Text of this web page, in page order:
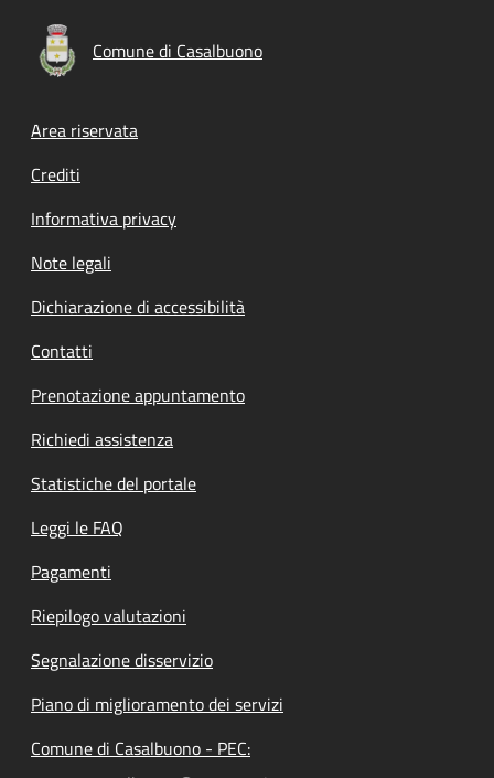
Comune di Casalbuono
Footer menu
Area riservata
Crediti
Informativa privacy
Note legali
Dichiarazione di accessibilità
Contatti
Prenotazione appuntamento
Richiedi assistenza
Statistiche del portale
Leggi le FAQ
Pagamenti
Riepilogo valutazioni
Segnalazione disservizio
Piano di miglioramento dei servizi
Comune di Casalbuono - PEC: